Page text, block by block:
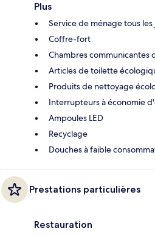
Plus
Service de ménage tous les
Coffre-fort
Chambres communicantes
Articles de toilette
Produits de nettoyage
Interrupteurs à économie
Ampoules LED
Recyclage
Douches à faible
Prestations particulières
Restauration